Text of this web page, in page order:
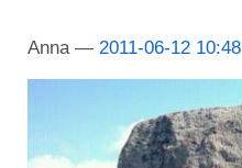
Anna 2011-06-12 10:48